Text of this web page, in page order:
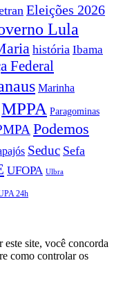
Eleições 2026
Lula
história Ibama
Federal
Marinha
MPPA Paragominas
Podemos
Seduc Sefa
UFOPA Ulbra
24h
site, você concorda
como controlar os